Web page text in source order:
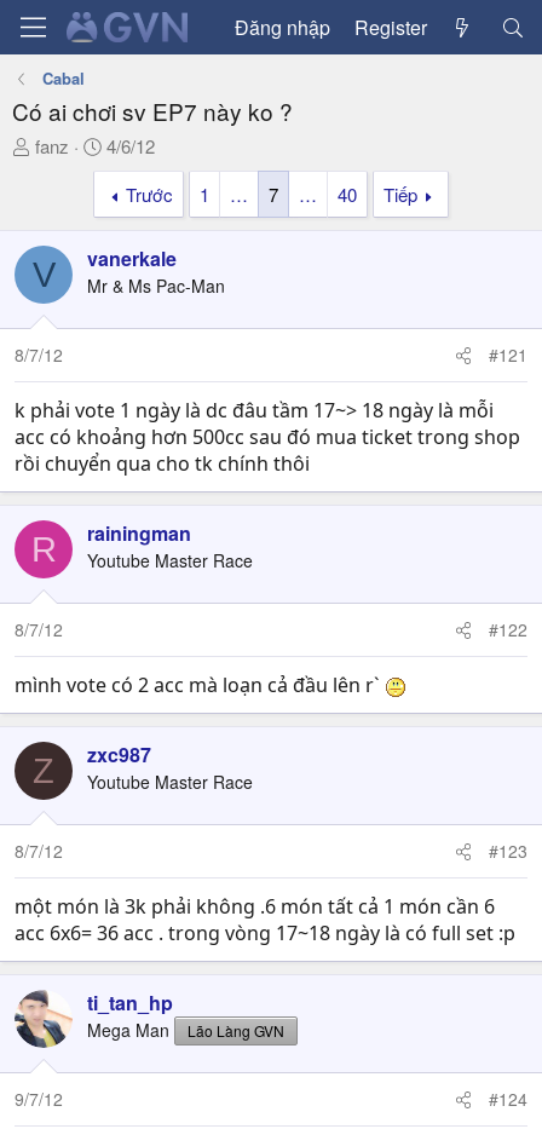
Đăng nhập Register
Cabal
Có ai chơi sv EP7 này ko ?
T
a
d
s
t
a
e
r
fanz
N
g
à
y
ử
4/6/12
Trước
1 … 7 … 40 Tiếp
V vanerkale
Mr & Ms Pac-Man
8/7/12 #121
k phải vote 1 ngày là dc đâu tầm 17~> 18 ngày là mỗi
acc có khoảng hơn 500cc sau đó mua ticket trong shop
rồi chuyển qua cho tk chính thôi
R rainingman
Youtube Master Race
8/7/12 #122
mình vote có 2 acc mà loạn cả đầu lên r`
Z zxc987
Youtube Master Race
8/7/12 #123
một món là 3k phải không .6 món tất cả 1 món cần 6
acc 6x6= 36 acc . trong vòng 17~18 ngày là có full set :p
ti_tan_hp
Mega Man Lão Làng GVN
9/7/12 #124